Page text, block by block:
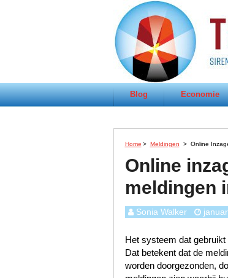
Blog Economie
Home > Meldingen > Online
Online
meldingen
Sonia Walker
Het systeem dat
Dat betekent dat de
worden doorgezonden,